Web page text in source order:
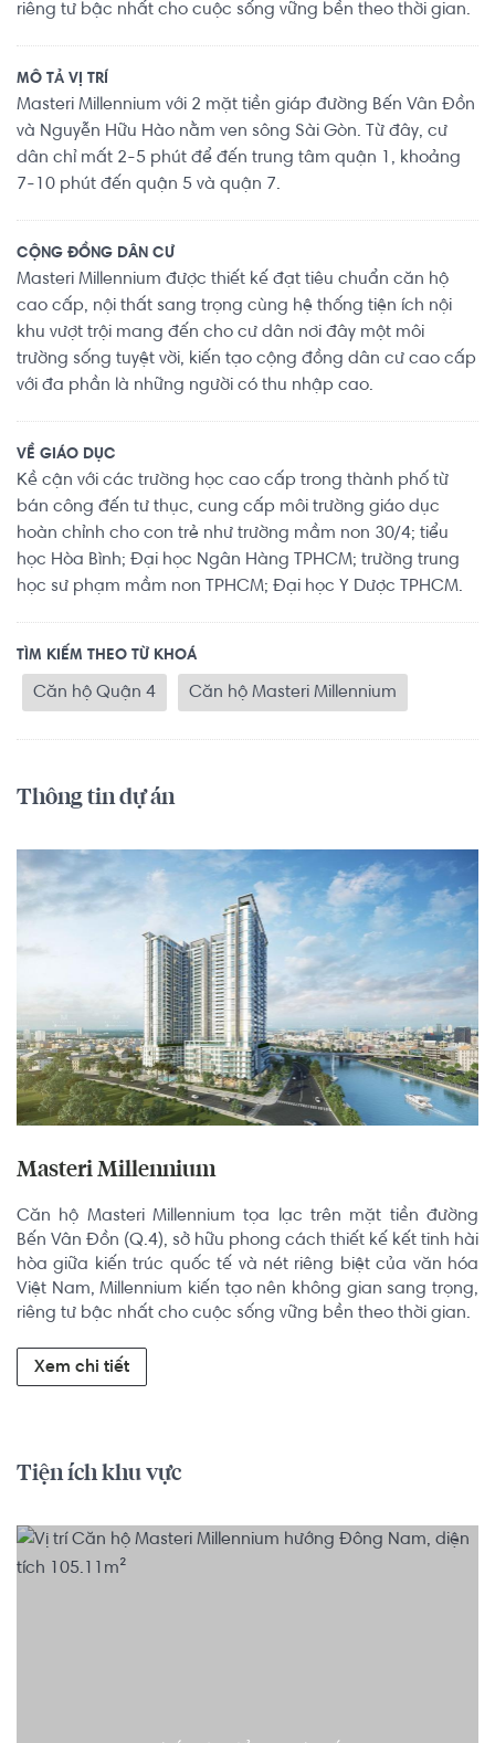
riêng tư bậc nhất cho cuộc sống vững bền theo thời gian.
MÔ TẢ VỊ TRÍ
Masteri Millennium với 2 mặt tiền giáp đường Bến Vân Đồn
và Nguyễn Hữu Hào nằm ven sông Sài Gòn. Từ đây, cư
dân chỉ mất 2-5 phút để đến trung tâm quận 1, khoảng
7-10 phút đến quận 5 và quận 7.
CỘNG ĐỒNG DÂN CƯ
Masteri Millennium được thiết kế đạt tiêu chuẩn căn hộ
cao cấp, nội thất sang trọng cùng hệ thống tiện ích nội
khu vượt trội mang đến cho cư dân nơi đây một môi
trường sống tuyệt vời, kiến tạo cộng đồng dân cư cao cấp
với đa phần là những người có thu nhập cao.
VỀ GIÁO DỤC
Kề cận với các trường học cao cấp trong thành phố từ
bán công đến tư thục, cung cấp môi trường giáo dục
hoàn chỉnh cho con trẻ như trường mầm non 30/4; tiểu
học Hòa Bình; Đại học Ngân Hàng TPHCM; trường trung
học sư phạm mầm non TPHCM; Đại học Y Dược TPHCM.
TÌM KIẾM THEO TỪ KHOÁ
Căn hộ Quận 4 Căn hộ Masteri Millennium
Thông tin dự án
Masteri Millennium
Căn hộ Masteri Millennium tọa lạc trên mặt tiền đường
Bến Vân Đồn (Q.4), sở hữu phong cách thiết kế kết tinh hài
hòa giữa kiến trúc quốc tế và nét riêng biệt của văn hóa
Việt Nam, Millennium kiến tạo nên không gian sang trọng,
riêng tư bậc nhất cho cuộc sống vững bền theo thời gian.
Xem chi tiết
Tiện ích khu vực